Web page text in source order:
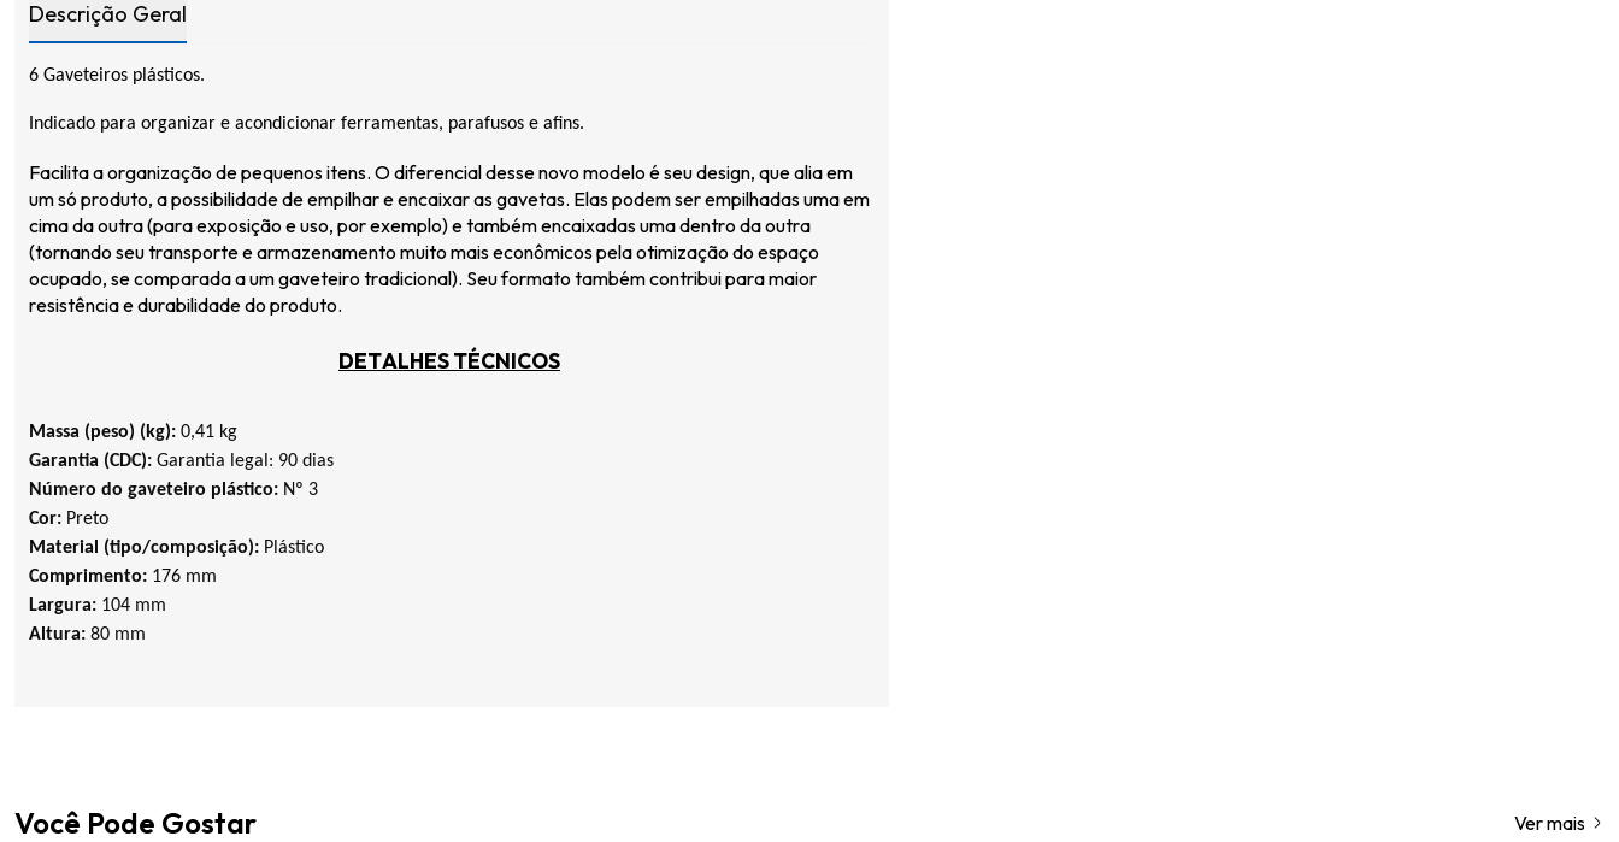
Descrição Geral
6 Gaveteiros plásticos.
Indicado para organizar e acondicionar ferramentas, parafusos e afins.
Facilita a organização de pequenos itens. O diferencial desse novo modelo é seu design, que alia em
um só produto, a possibilidade de empilhar e encaixar as gavetas. Elas podem ser empilhadas uma em
cima da outra (para exposição e uso, por exemplo)e tambémencaixadas uma dentro da outra
(tornando seu transporte e armazenamento muito mais econômicos pela otimização do espaço
ocupado, se comparada a um gaveteiro tradicional). Seu formato também contribui para maior
resistência e durabilidade do produto.
DETALHES TÉCNICOS
Massa (peso) (kg): 0,41 kg
Garantia (CDC): Garantia legal: 90 dias
Número do gaveteiro plástico: Nº 3
Cor: Preto
Material (tipo/composição): Plástico
Comprimento: 176 mm
Largura: 104 mm
Altura: 80 mm
Você Pode Gostar Ver mais